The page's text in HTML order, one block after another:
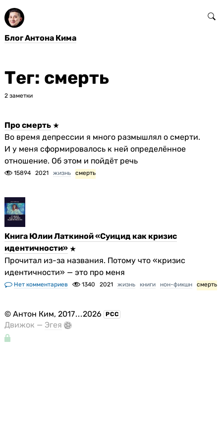
Блог Антона Кима
Тег: смерть
2 заметки
Про смерть
Во время депрессии я много размышлял о смерти.
И у меня сформировалось к ней определённое
отношение. Об этом и пойдёт речь
15894 2021 жизнь смерть
Книга Юлии Латкиной «Суицид как кризис
идентичности»
Прочитал из-за названия. Потому что «кризис
идентичности» — это про меня
Нет комментариев 1340 2021 жизнь книги нон-фикшн смерть
© Антон Ким, 2017...2026 РСС
Движок — Эгея